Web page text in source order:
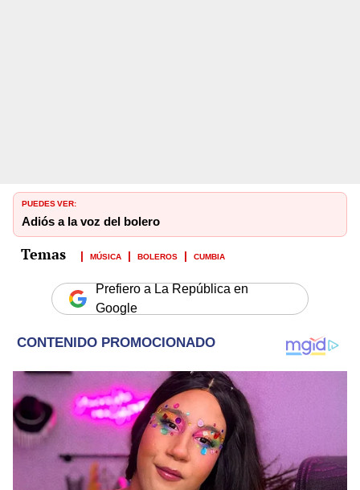
PUEDES VER:
Adiós a la voz del bolero
MÚSICA BOLEROS CUMBIA
Prefiero a La República en
Google